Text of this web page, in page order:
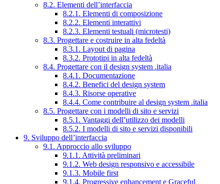
8.2. Elementi dell’interfaccia
8.2.1. Elementi di composizione
8.2.2. Elementi interattivi
8.2.3. Elementi testuali (microtesti)
8.3. Progettare e costruire in alta fedeltà
8.3.1. Layout di pagina
8.3.2. Prototipi in alta fedeltà
8.4. Progettare con il design system .italia
8.4.1. Documentazione
8.4.2. Benefici del design system
8.4.3. Risorse operative
8.4.4. Come contribuire al design system .italia
8.5. Progettare con i modelli di sito e servizi
8.5.1. Vantaggi dell’utilizzo dei modelli
8.5.2. I modelli di sito e servizi disponibili
9. Sviluppo dell’interfaccia
9.1. Approccio allo sviluppo
9.1.1. Attività preliminari
9.1.2. Web design responsivo e accessibile
9.1.3. Mobile first
9.1.4. Progressive enhancement e Graceful